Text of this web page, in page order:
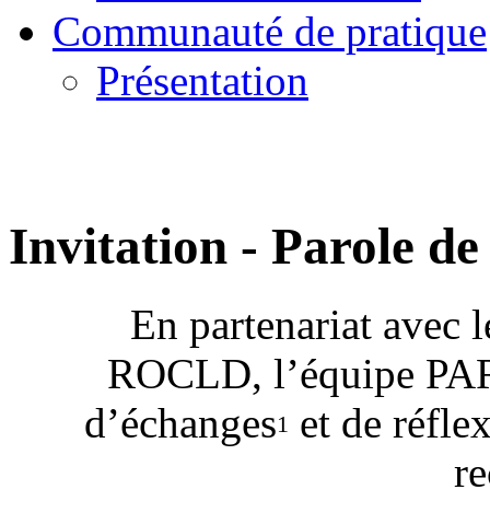
Communauté de pratique
Présentation
Invitation - Parole de
En partenariat avec
ROCLD, l’équipe
d’échanges1 et de